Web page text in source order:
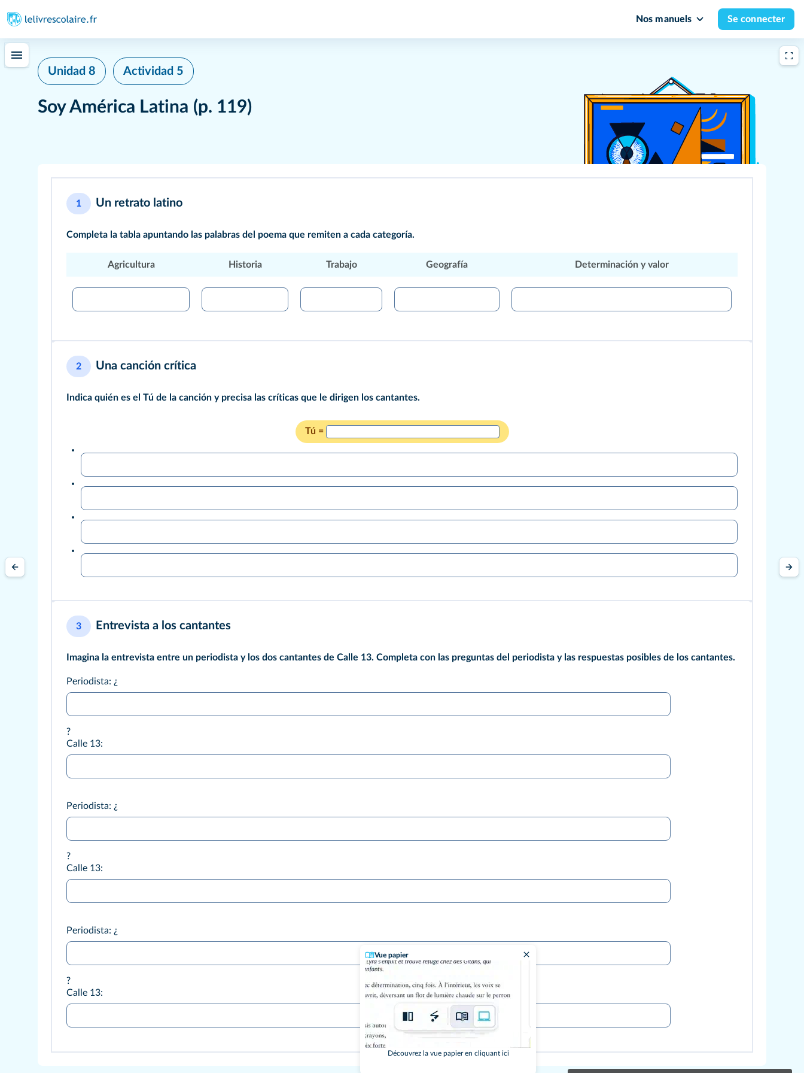
Nos manuels Se connecter
Vue papier
Découvrez la vue papier en cliquant ici
Unidad 8 Actividad 5
Soy América Latina (p. 119)
1 Un retrato latino
Completa la tabla apuntando las palabras del poema que remiten a cada categoría.
Agricultura Historia Trabajo Geografía Determinación y valor
2 Una canción crítica
Indica quién es el Tú de la canción y precisa las críticas que le dirigen los cantantes.
Tú =
3 Entrevista a los cantantes
Imagina la entrevista entre un periodista y los dos cantantes de Calle 13. Completa con las preguntas del periodista y las respuestas posibles de los cantantes.
Periodista: ¿
?
Calle 13:
Periodista: ¿
?
Calle 13:
Periodista: ¿
?
Calle 13: